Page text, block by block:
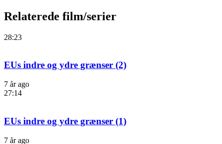
Relaterede film/serier
28:23
EUs indre og ydre grænser (2)
7 år ago
27:14
EUs indre og ydre grænser (1)
7 år ago